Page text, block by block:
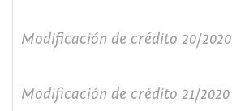
Modificación de crédito 20/2020
Modificación de crédito 21/2020